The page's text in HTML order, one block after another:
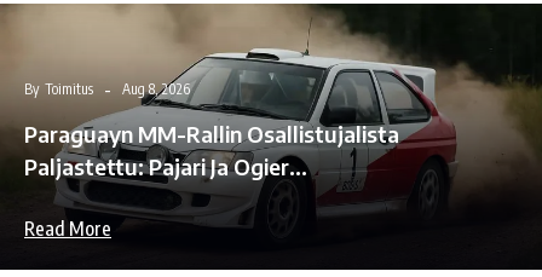
By Toimitus Aug 8, 2026
Paraguayn MM-Rallin Osallistujalista
Paljastettu: Pajari Ja Ogier…
Read More